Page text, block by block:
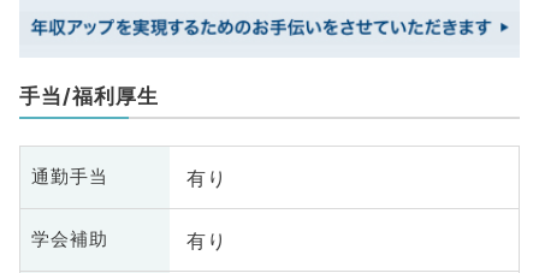
手当/福利厚生
通勤手当 有り
学会補助 有り